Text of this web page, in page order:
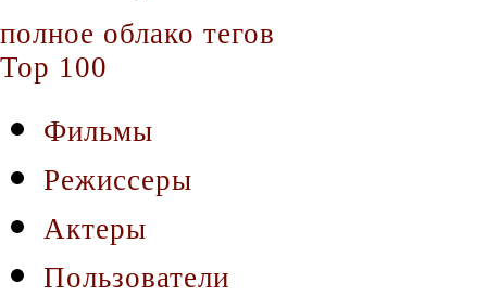
полное облако тегов
Top 100
Фильмы
Режиссеры
Актеры
Пользователи